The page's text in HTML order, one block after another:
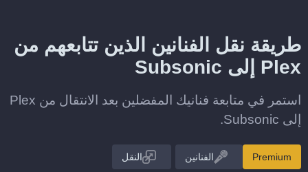
طريقة نقل الفنانين الذين تتابعهم من
Plex إلى Subsonic
استمر في متابعة فنانيك المفضلين بعد الانتقال من Plex
إلى Subsonic.
Premium الفنانين النقل